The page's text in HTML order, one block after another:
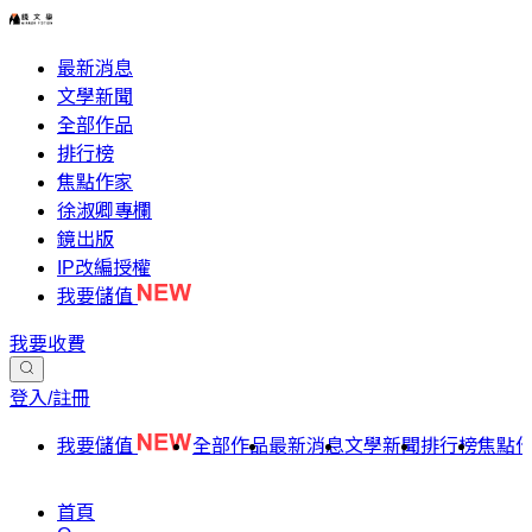
最新消息
文學新聞
全部作品
排行榜
焦點作家
徐淑卿專欄
鏡出版
IP改編授權
我要儲值
我要收費
登入/註冊
我要儲值 全部作品最新消息文學新聞排行榜焦點
首頁